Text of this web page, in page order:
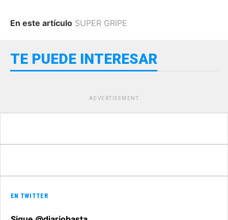
En este artículo SUPER GRIPE
TE PUEDE INTERESAR
ADVERTISEMENT
EN TWITTER